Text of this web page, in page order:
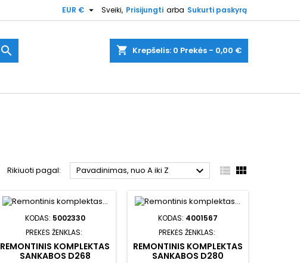
Sveiki, Prisijungti arba Sukurti paskyrą
EUR € 
shopping_cart Krepšelis: 0 Prekės - 0,00 €

Rikiuoti pagal: Pavadinimas, nuo A iki Z   
KODAS: 5002330
PREKĖS ŽENKLAS:
REMONTINIS KOMPLEKTAS
SANKABOS D268
KODAS: 4001567
PREKĖS ŽENKLAS:
REMONTINIS KOMPLEKTAS
SANKABOS D280